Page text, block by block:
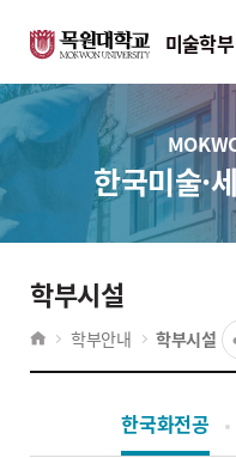
미술학부
한국미술·
학부시설
학부안내 학부시설
한국화전공